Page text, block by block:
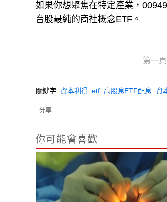
如果你想聚焦在特定產業，
台股最純的商社概念ETF。
第一頁
關鍵字: 資本利得 etf 高股息ETF配息 資
分享:
你可能會喜歡